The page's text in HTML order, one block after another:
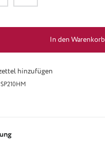
In den Warenkorb
hinzufügen
SP210HM